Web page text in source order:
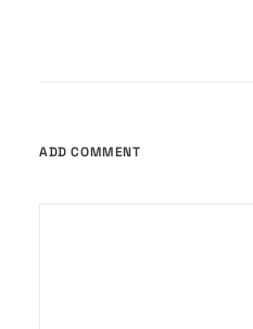
ADD COMMENT